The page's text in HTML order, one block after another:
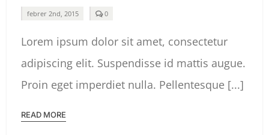
febrer 2nd, 2015 0comments
Lorem ipsum dolor sit amet, consectetur
adipiscing elit. Suspendisse id mattis augue.
Proin eget imperdiet nulla. Pellentesque [...]
READ MORE